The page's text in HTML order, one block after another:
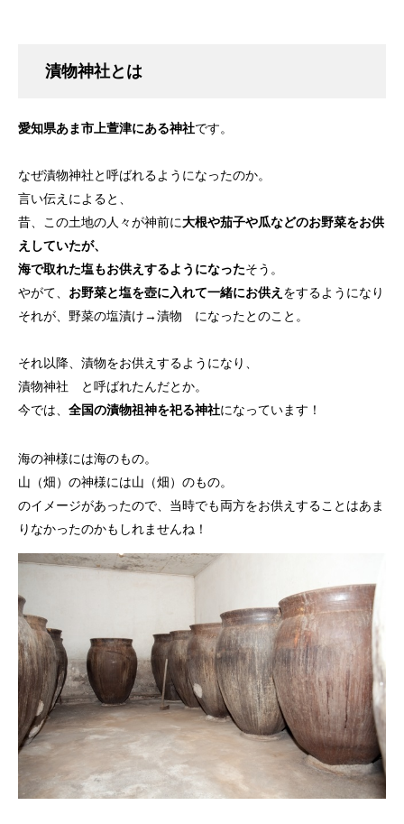
漬物神社とは
愛知県あま市上萱津にある神社です。
なぜ漬物神社と呼ばれるようになったのか。
言い伝えによると、
昔、この土地の人々が神前に大根や茄子や瓜などのお野菜をお供
えしていたが、
海で取れた塩もお供えするようになったそう。
やがて、 お野菜と塩を壺に入れて一緒にお供え をするようになり
それが、野菜の塩漬け→漬物 になったとのこと。
それ以降、漬物をお供えするようになり、
漬物神社 と呼ばれたんだとか。
今では、 全国の漬物祖神を祀る神社になっています！
海の神様には海のもの。
山（畑）の神様には山（畑）のもの。
のイメージがあったので、当時でも両方をお供えすることはあま
りなかったのかもしれませんね！